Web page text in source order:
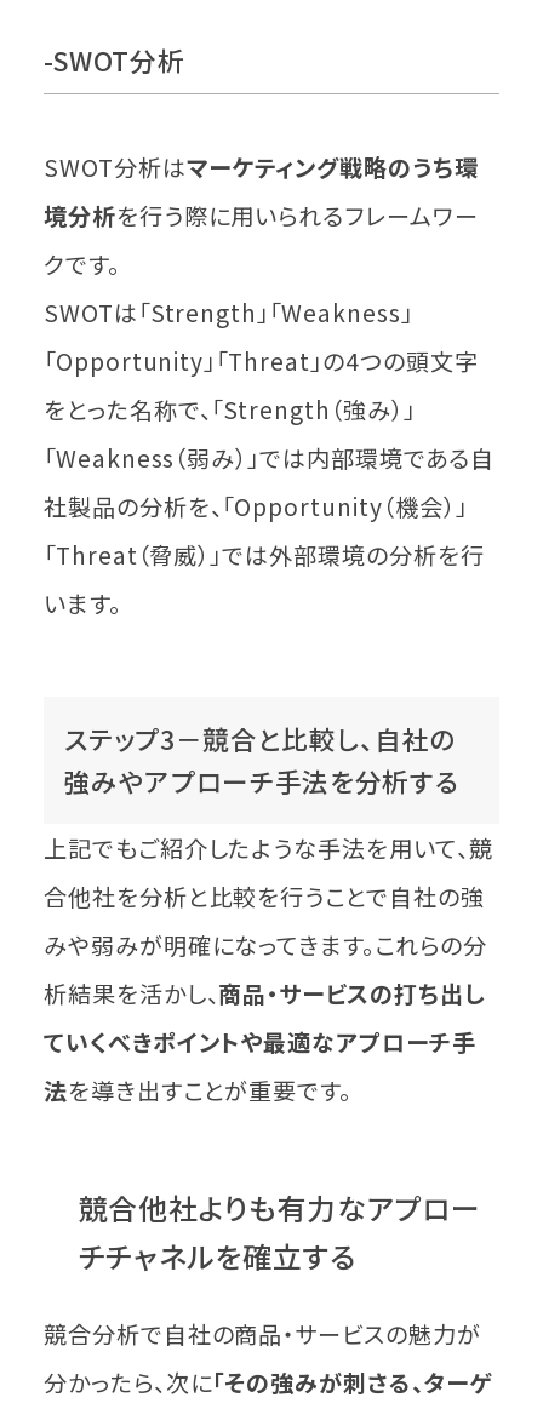
-SWOT分析
SWOT分析はマーケティング戦略のうち環
境分析を行う際に用いられるフレームワー
クです。
SWOTは「Strength」「Weakness」
「Opportunity」「Threat」の4つの頭文字
をとった名称で、「Strength（強み）」
「Weakness（弱み）」では内部環境である自
社製品の分析を、「Opportunity（機会）」
「Threat（脅威）」では外部環境の分析を行
います。
ステップ3－競合と比較し、自社の
強みやアプローチ手法を分析する
上記でもご紹介したような手法を用いて、競
合他社を分析と比較を行うことで自社の強
みや弱みが明確になってきます。これらの分
析結果を活かし、商品・サービスの打ち出し
ていくべきポイントや最適なアプローチ手
法を導き出すことが重要です。
競合他社よりも有力なアプロー
チチャネルを確立する
競合分析で自社の商品・サービスの魅力が
分かったら、次に「その強みが刺さる、ターゲ